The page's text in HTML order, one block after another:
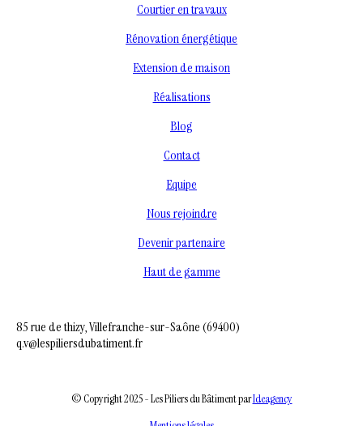
Courtier en travaux
Rénovation énergétique
Extension de maison
Réalisations
Blog
Contact
Equipe
Nous rejoindre
Devenir partenaire
Haut de gamme
85 rue de thizy, Villefranche-sur-Saône (69400)
q.v@lespiliersdubatiment.fr
© Copyright 2025 - Les Piliers du Bâtiment parIdeagency